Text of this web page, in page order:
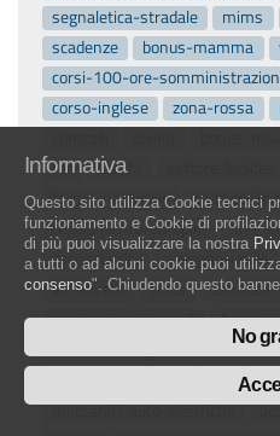
segnaletica-stradale
mims
scadenze
bonus-mamma
corsi-100-ore-
corso-inglese
zona-rossa
fer
draghi
fermo-nazionale
caaf-
regolamento-europeo
acconciatrici
assegno-unico
lilt-novara
cibus cannobio
prevenzione-incendi
bonus-
cina
meccanici-auto-elettriche
Informativa
Questo sito utilizza Cookie tecnici
funzionamento e Cookie di
di più puoi visualizzare la nostra
a tutti o ad alcuni cookie puoi
consenso". Chiudendo questo
No